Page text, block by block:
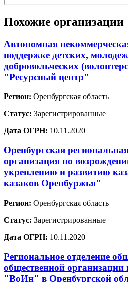
Похожие организации
Автономная
поддержке детских,
добровольческих
"Ресурсный центр"
Регион: Оренбургская область
Статус: Зарегистрированные
Дата ОГРН: 10.11.2020
Оренбургская
организация по
укреплению и развитию
казаков Оренбуржья"
Регион: Оренбургская область
Статус: Зарегистрированные
Дата ОГРН: 10.11.2020
Региональное отделение
общественной
"ВоИн" в Оренбургской